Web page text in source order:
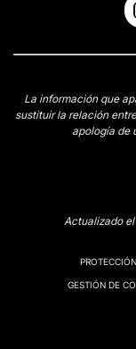
La información que
sustituir la relación
apología de
Actualizado
GESTIÓN DE